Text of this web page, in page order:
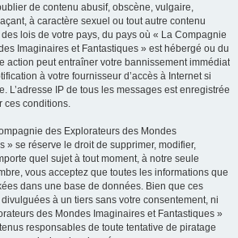
de contenu abusif, obscène, vulgaire,
à caractère sexuel ou tout autre contenu
lois de votre pays, du pays où « La Compagnie
Imaginaires et Fantastiques » est hébergé ou du
action peut entraîner votre bannissement immédiat
à votre fournisseur d’accès à Internet si
L’adresse IP de tous les messages est enregistrée
ces conditions.
des Explorateurs des Mondes
» se réserve le droit de supprimer, modifier,
quel sujet à tout moment, à notre seule
vous acceptez que toutes les informations que
dans une base de données. Bien que ces
à un tiers sans votre consentement, ni
des Mondes Imaginaires et Fantastiques »
responsables de toute tentative de piratage